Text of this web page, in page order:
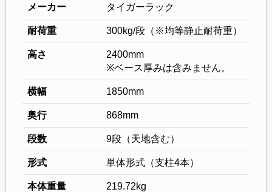
メーカー タイガーラック
耐荷重 300kg/段（※均等静止耐荷重）
高さ
2400mm
※ベース厚みは含みません。
横幅 1850mm
奥行 868mm
段数 9段（天地含む）
形式 単体形式（支柱4本）
本体重量 219.72kg